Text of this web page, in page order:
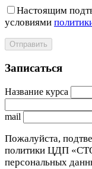
Настоящим
условиями
Отправить
Записаться
Название курса
mail
Пожалуйста,
политики ЦДП
персональных